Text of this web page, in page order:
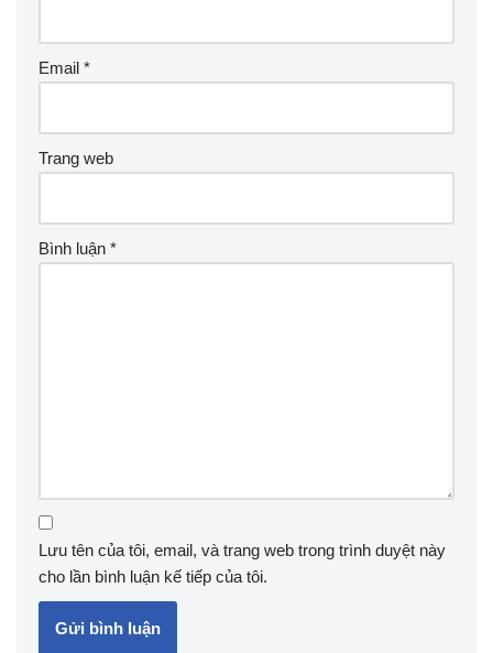
Email *
Trang web
Bình luận *
Lưu tên của tôi, email, và trang web trong trình duyệt này
cho lần bình luận kế tiếp của tôi.